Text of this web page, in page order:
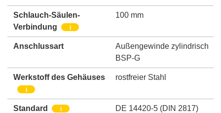
Schlauch-Säulen-
Verbindung
i
100 mm
Anschlussart
Außengewinde zylindrisch
BSP-G
Werkstoff des Gehäuses
i
rostfreier Stahl
Standard i DE 14420-5 (DIN 2817)